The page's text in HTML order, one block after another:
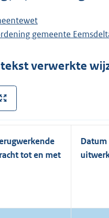
gemeente
verwerkte
tot en met
Datum